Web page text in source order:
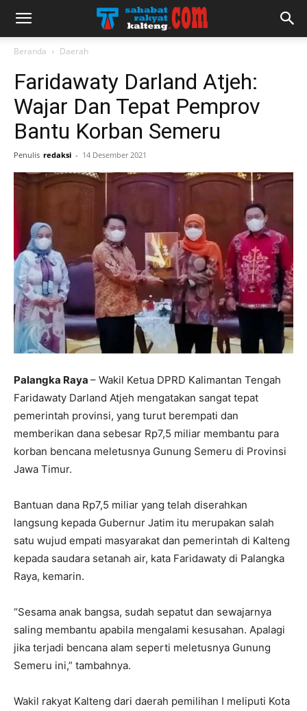
Beranda Daerah
Faridawaty Darland Atjeh:
Wajar Dan Tepat Pemprov
Bantu Korban Semeru
Penulis redaksi - 14 Desember 2021
Palangka Raya – Wakil Ketua DPRD Kalimantan Tengah
Faridawaty Darland Atjeh mengatakan sangat tepat
pemerintah provinsi, yang turut berempati dan
memberikan dana sebesar Rp7,5 miliar membantu para
korban bencana meletusnya Gunung Semeru di Provinsi
Jawa Timur.
Bantuan dana Rp7,5 miliar yang telah diserahkan
langsung kepada Gubernur Jatim itu merupakan salah
satu wujud empati masyarakat dan pemerintah di Kalteng
kepada saudara setanah air, kata Faridawaty di Palangka
Raya, kemarin.
“Sesama anak bangsa, sudah sepatut dan sewajarnya
saling membantu apabila mengalami kesusahan. Apalagi
jika terjadi bencana alam seperti meletusnya Gunung
Semeru ini,” tambahnya.
Wakil rakyat Kalteng dari daerah pemilihan I meliputi Kota